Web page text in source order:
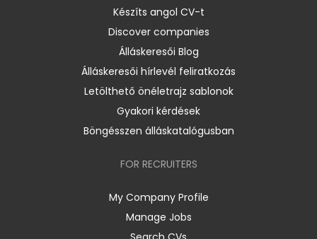
Készíts angol CV-t
Discover companies
Álláskeresői Blog
Álláskeresői hírlevél feliratkozás
Letölthető önéletrajz sablonok
Gyakori kérdések
Böngésszen álláskatalógusban
FOR RECRUITERS
My Company Profile
Manage Jobs